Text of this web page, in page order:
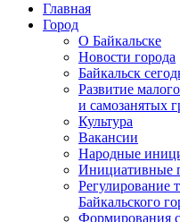
Главная
Город
О Байкальске
Новости города
Байкальск
Развитие
и самозанятых
Культура
Вакансии
Народные
Инициативные
Регулирование
Байкальского
Формирования